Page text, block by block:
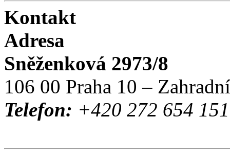
Kontakt
Adresa
Sněženková 2973/8
106 00 Praha 10 –
Telefon: +420 272 654